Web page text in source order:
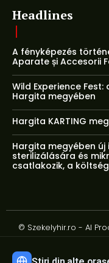
Headlines
A fényképezés
Aparate și Accesorii
Wild Experience
Hargita megyében
Hargita KARTING
Hargita megyében
sterilizálására és
csatlakozik, a
© Szekelyhir.ro - AI